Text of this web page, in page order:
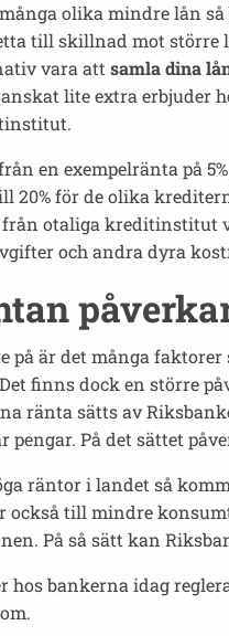
olika mindre lån
till skillnad mot större
vara att samla dina
lite extra erbjuder
en exempelränta på
20% för de olika
otaliga kreditinstitut
och andra dyra
på är det många
finns dock en större
ränta sätts av
pengar. På det sättet
räntor i landet så
också till mindre
På så sätt kan
hos bankerna idag